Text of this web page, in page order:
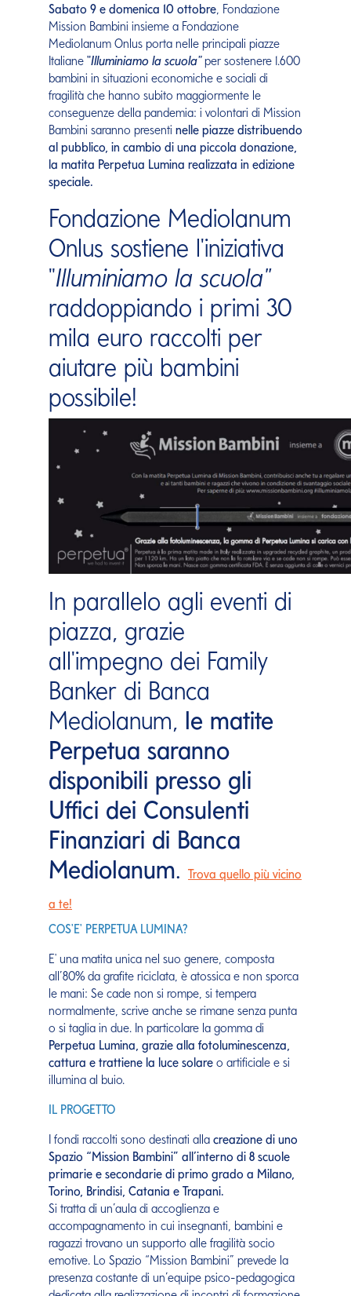
Sabato 9 e domenica 10 ottobre, Fondazione
Mission Bambini insieme a Fondazione
Mediolanum Onlus porta nelle principali piazze
Italiane "Illuminiamo la scuola"per sostenere 1.600
bambini in situazioni economiche e sociali di
fragilità che hanno subito maggiormente le
conseguenze della pandemia: i volontari di Mission
Bambini saranno presenti nelle piazze distribuendo
al pubblico, in cambio di una piccola donazione,
la matita Perpetua Lumina realizzata in edizione
speciale.
Fondazione Mediolanum
Onlus sostiene l'iniziativa
"Illuminiamo la scuola"
raddoppiando i primi 30
mila euro raccolti per
aiutare più bambini
possibile!
In parallelo agli eventi di
piazza, grazie
all'impegno dei Family
Banker di Banca
Mediolanum, le matite
Perpetua saranno
disponibili presso gli
Uffici dei Consulenti
Finanziari di Banca
Mediolanum. Trova quello più vicino
a te!
COS'E' PERPETUA LUMINA?
E' una matita unica nel suo genere, composta
all’80% da grafite riciclata, è atossica e non sporca
le mani: Se cade non si rompe, si tempera
normalmente, scrive anche se rimane senza punta
o si taglia in due. In particolare la gomma di
Perpetua Lumina, grazie alla fotoluminescenza,
cattura e trattiene la luce solare o artificiale e si
illumina al buio.
IL PROGETTO
I fondi raccolti sono destinati alla creazione di uno
Spazio “Mission Bambini” all’interno di 8 scuole
primarie e secondarie di primo grado a Milano,
Torino, Brindisi, Catania e Trapani.
Si tratta di un’aula di accoglienza e
accompagnamento in cui insegnanti, bambini e
ragazzi trovano un supporto alle fragilità socio
emotive. Lo Spazio “Mission Bambini” prevede la
presenza costante di un’equipe psico-pedagogica